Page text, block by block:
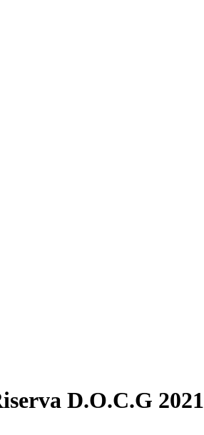
D.O.C.G 2021